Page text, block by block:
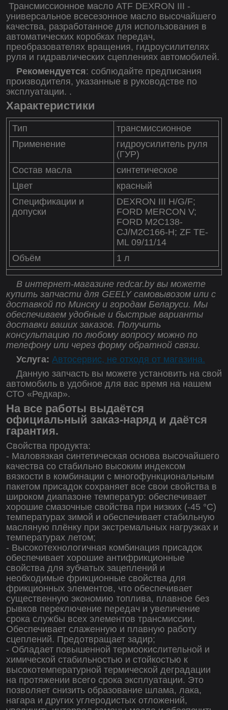
Трансмиссионное масло ATF DEXRON III -
универсальное всесезонное масло высочайшего
качества, разработанное для использования в
автоматических коробках передач,
преобразователях вращения, гидроусилителях
руля и гидравлических сцеплениях автомобилей.
Рекомендуется: соблюдайте предписания
производителя, указанные в руководстве по
эксплуатации. .
Характеристики
Тип
трансмиссионное
Применение
гидроусилитель руля
(ГУР)
Состав масла
синтетическое
Цвет
красный
Спецификации и
допуски
DEXRON III H/G/F;
FORD MERCON V;
FORD M2C138-
CJ/M2C166-H; ZF TE-
ML 09/11/14
Объём
1 л
В интернет-магазине redcar.by вы можете
купить запчасти для GEELY самовывозом или с
доставкой по Минску и городам Беларуси. Мы
обеспечиваем удобные и быстрые варианты
доставки ваших заказов. Получить
консультацию по любому вопросу можно по
телефону или через форму обратной связи.
Услуга: Автосервис, не отходя от магазина.
Данную запчасть вы можете установить на свой
автомобиль в удобное для вас время на нашем
СТО «Редкар».
На все работы выдаётся
официальный заказ-наряд и даётся
гарантия.
Свойства продукта:
- Маловязкая синтетическая основа высочайшего
качества со стабильно высоким индексом
вязкости в комбинации с многофункциональным
пакетом присадок сохраняет все свои свойства в
широком диапазоне температур: обеспечивает
хорошие смазочные свойства при низких (-45 °C)
температурах зимой и обеспечивает стабильную
масляную плёнку при экстремальных нагрузках и
температурах летом;
- Высокотехнологичная комбинация присадок
обеспечивает хорошие антифрикционные
свойства для зубчатых зацеплений и
необходимые фрикционные свойства для
фрикционных элементов, что обеспечивает
существенную экономию топлива, плавное без
рывков переключение передач и увеличение
срока службы всех элементов трансмиссии.
Обеспечивает слаженную и плавную работу
сцеплений. Предотвращает задир;
- Обладает повышенной термоокислительной и
химической стабильностью и стойкостью к
высокотемпературной термической деградации
на протяжении всего срока эксплуатации. Это
позволяет снизить образование шлама, лака,
нагара и других углеродистых отложений,